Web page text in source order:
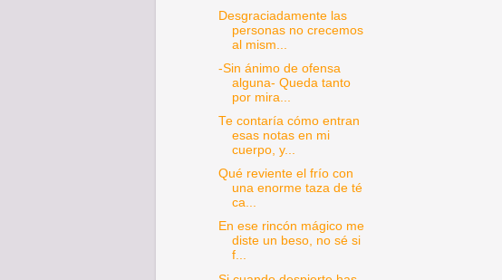
Desgraciadamente las
personas no crecemos
al mism...
-Sin ánimo de ofensa
alguna- Queda tanto
por mira...
Te contaría cómo entran
esas notas en mi
cuerpo, y...
Qué reviente el frío con
una enorme taza de té
ca...
En ese rincón mágico me
diste un beso, no sé si
f...